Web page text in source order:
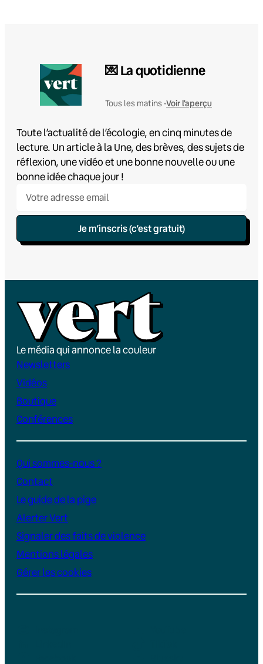
💌 La quotidienne
Tous les matins •Voir l'aperçu
Toute l’actualité de l’écologie, en cinq minutes de
lecture. Un article à la Une, des brèves, des sujets de
réflexion, une vidéo et une bonne nouvelle ou une
bonne idée chaque jour !
Je m’inscris (c’est gratuit)
Le média qui annonce la couleur
Newsletters
Vidéos
Boutique
Conférences
Qui sommes-nous ?
Contact
Le guide de la pige
Alerter Vert
Signaler des faits de violence
Mentions légales
Gérer les cookies